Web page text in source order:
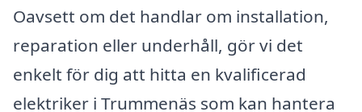
Oavsett om det handlar om installation,
reparation eller underhåll, gör vi det
enkelt för dig att hitta en kvalificerad
elektriker i Trummenäs som kan hantera